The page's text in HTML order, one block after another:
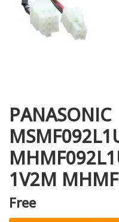
PANASONIC
1V2M
Free